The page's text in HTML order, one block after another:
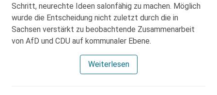
Schritt, neurechte Ideen salonfähig zu machen. Möglich
wurde die Entscheidung nicht zuletzt durch die in
Sachsen verstärkt zu beobachtende Zusammenarbeit
von AfD und CDU auf kommunaler Ebene.
Weiterlesen